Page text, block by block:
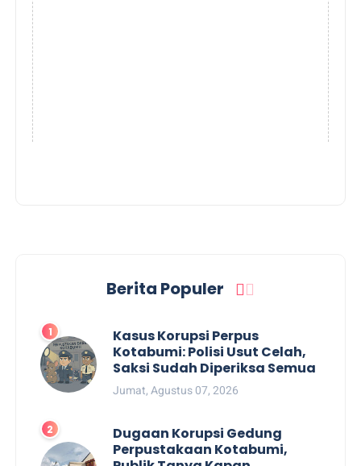
Berita Populer
Kasus Korupsi Perpus
Kotabumi: Polisi Usut Celah,
Saksi Sudah Diperiksa Semua
Jumat, Agustus 07, 2026
Dugaan Korupsi Gedung
Perpustakaan Kotabumi,